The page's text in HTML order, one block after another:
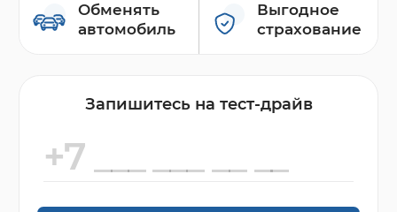
Обменять
автомобиль
Выгодное
страхование
Запишитесь на тест-драйв